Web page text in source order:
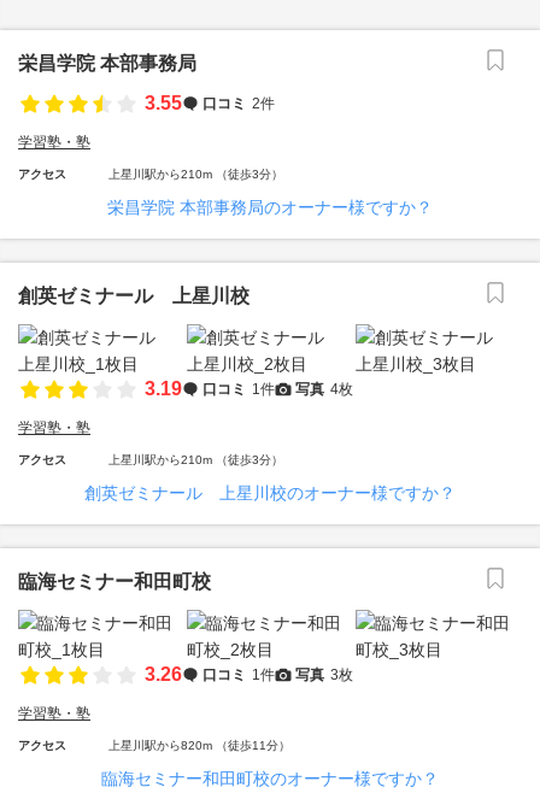
栄昌学院 本部事務局
3.55
口コミ 2件
学習塾・塾
アクセス 上星川駅から210m （徒歩3分）
栄昌学院 本部事務局のオーナー様ですか？
創英ゼミナール 上星川校
3.19 口コミ 1件 写真 4枚
学習塾・塾
アクセス 上星川駅から210m （徒歩3分）
創英ゼミナール 上星川校のオーナー様ですか？
臨海セミナー和田町校
3.26 口コミ 1件 写真 3枚
学習塾・塾
アクセス 上星川駅から820m （徒歩11分）
臨海セミナー和田町校のオーナー様ですか？